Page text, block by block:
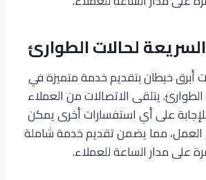
لحالات الطوارئ
أبرق خيطان بتقديم خدمة متميزة في
الطوارئ. يتلقى الاتصالات من العملاء
على أي استفسارات أخرى يمكن
العمل، مما يضمن تقديم خدمة شاملة
على مدار الساعة للعملاء.